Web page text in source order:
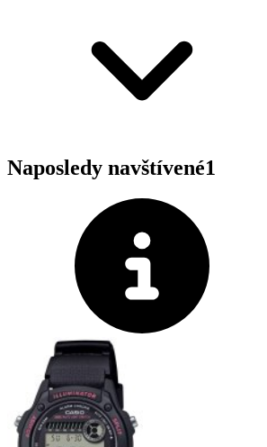
Naposledy navštívené1